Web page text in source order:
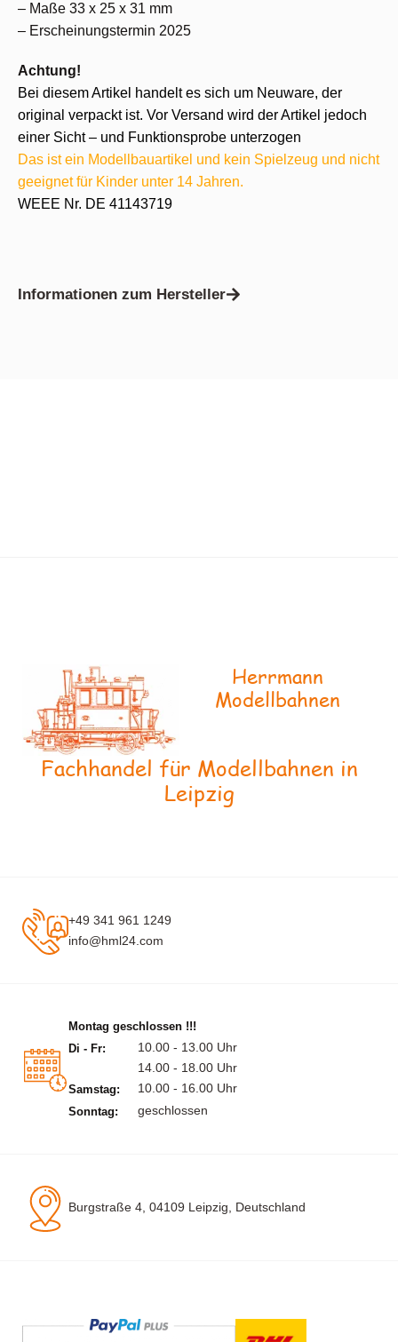
– Maße 33 x 25 x 31 mm
– Erscheinungstermin 2025
Achtung!
Bei diesem Artikel handelt es sich um Neuware, der
original verpackt ist. Vor Versand wird der Artikel jedoch
einer Sicht – und Funktionsprobe unterzogen
Das ist ein Modellbauartikel und kein Spielzeug und nicht
geeignet für Kinder unter 14 Jahren.
WEEE Nr. DE 41143719
Informationen zum Hersteller
Herrmann
Modellbahnen
Fachhandel für Modellbahnen in
Leipzig
+49 341 961 1249
info@hml24.com
Montag geschlossen !!!
Di - Fr:
10.00 - 13.00 Uhr
14.00 - 18.00 Uhr
Samstag: 10.00 - 16.00 Uhr
Sonntag: geschlossen
Burgstraße 4, 04109 Leipzig, Deutschland